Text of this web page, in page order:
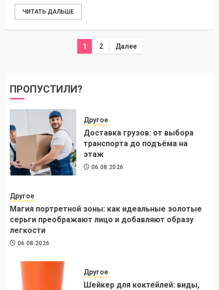
ЧИТАТЬ ДАЛЬШЕ
Пагинация
1 2 Далее
ПРОПУСТИЛИ?
Другое
Доставка грузов: от выбора
транспорта до подъёма на
этаж
06.08.2026
Другое
Магия портретной зоны: как идеальные золотые
серьги преображают лицо и добавляют образу
легкости
06.08.2026
Другое
Шейкер для коктейлей: виды,